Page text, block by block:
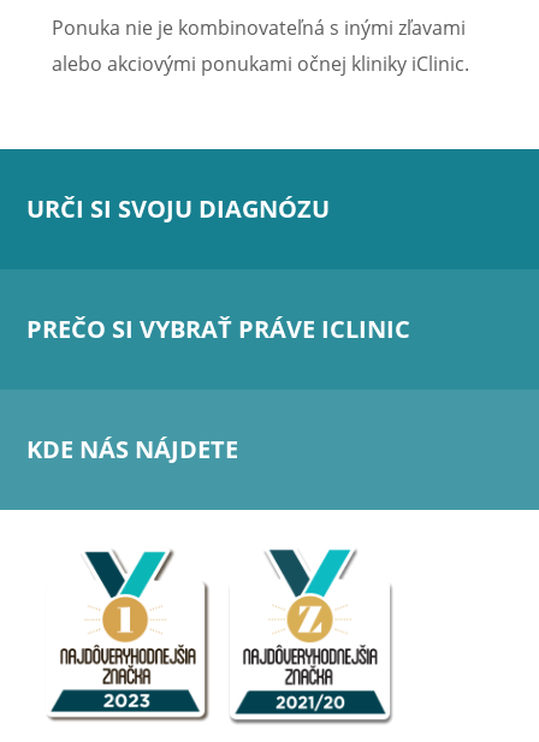
Ponuka nie je kombinovateľná s inými zľavami
alebo akciovými ponukami očnej kliniky iClinic.
URČI SI SVOJU DIAGNÓZU
PREČO SI VYBRAŤ PRÁVE ICLINIC
KDE NÁS NÁJDETE